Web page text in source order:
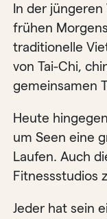
In der
frühen
traditionelle
von Tai-Chi,
gemeinsamen
Heute
um Seen eine
Laufen. Auch
Fitnessstudios
Jeder hat sein